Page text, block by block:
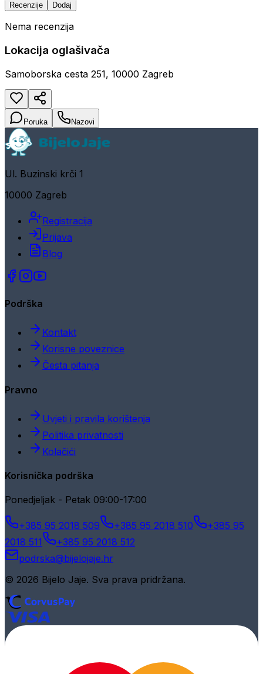
Recenzije Dodaj
Nema recenzija
Lokacija oglašivača
Samoborska cesta 251, 10000 Zagreb
Poruka Nazovi
Ul. Buzinski krči 1
10000 Zagreb
Registracija
Prijava
Blog
Podrška
Kontakt
Korisne poveznice
Česta pitanja
Pravno
Uvjeti i pravila korištenja
Politika privatnosti
Kolačići
Korisnička podrška
Ponedjeljak - Petak 09:00-17:00
+385 95 2018 509 +385 95 2018 510
+385 95
2018 511
+385 95 2018 512
podrska@bijelojaje.hr
© 2026 Bijelo Jaje. Sva prava pridržana.